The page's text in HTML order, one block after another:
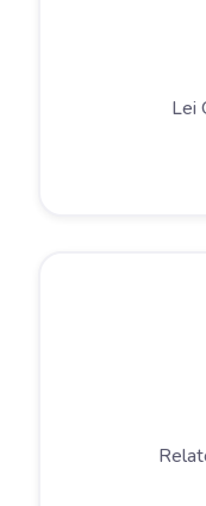
Lei